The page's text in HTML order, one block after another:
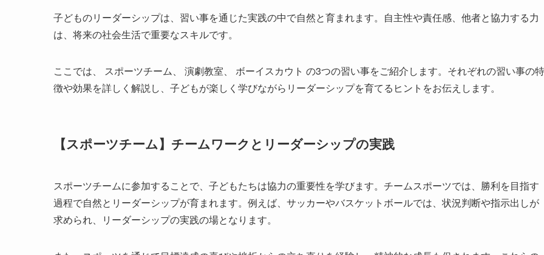
子どものリーダーシップは、習い事を通じた実践の中で自然と育まれます。自主性や責任感、他者と協力する力
は、将来の社会生活で重要なスキルです。
ここでは、 スポーツチーム、 演劇教室、 ボーイスカウト の3つの習い事をご紹介します。それぞれの習い事の特
徴や効果を詳しく解説し、子どもが楽しく学びながらリーダーシップを育てるヒントをお伝えします。
【スポーツチーム】チームワークとリーダーシップの実践
スポーツチームに参加することで、子どもたちは協力の重要性を学びます。チームスポーツでは、勝利を目指す
過程で自然とリーダーシップが育まれます。例えば、サッカーやバスケットボールでは、状況判断や指示出しが
求められ、リーダーシップの実践の場となります。